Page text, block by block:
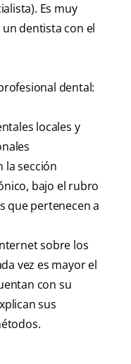
Es muy
dentista con el
dental:
locales y
la sección
bajo el rubro
que pertenecen a
sobre los
vez es mayor el
con su
sus